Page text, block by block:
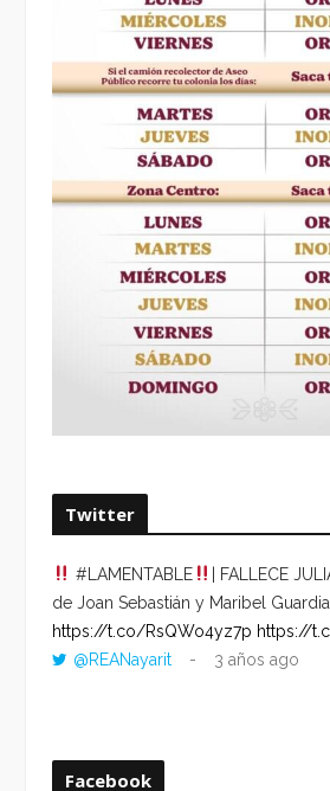
Twitter
#LAMENTABLE
| FALLECE
de Joan Sebastián y Maribel Guardia.
https://t.co/RsQWo4yz7p https://
@REANayarit
3 años ago
Facebook